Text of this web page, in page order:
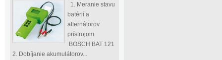
1. Meranie stavu
batérií a
alternátorov
prístrojom
BOSCH BAT 121
2. Dobíjanie akumulátorov...